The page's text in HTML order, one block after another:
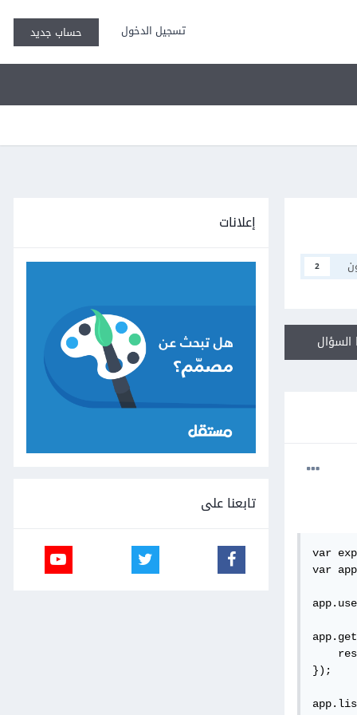
تسجيل الدخول حساب جديد
2
var
var
});
إعلانات
تابعنا على